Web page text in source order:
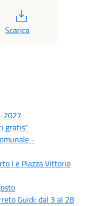
Scarica
2027
gratis"
-
I e Piazza Vittorio
Guidi: dal 3 al 28